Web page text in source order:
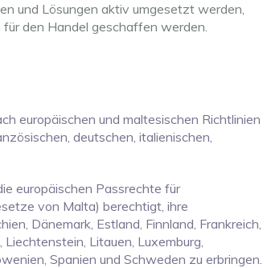
und Lösungen aktiv umgesetzt werden,
den Handel geschaffen werden.
europäischen und maltesischen Richtlinien
deutschen, italienischen,
europäischen Passrechte für
von Malta) berechtigt, ihre
Dänemark, Estland, Finnland, Frankreich,
Litauen, Luxemburg,
Spanien und Schweden zu erbringen.